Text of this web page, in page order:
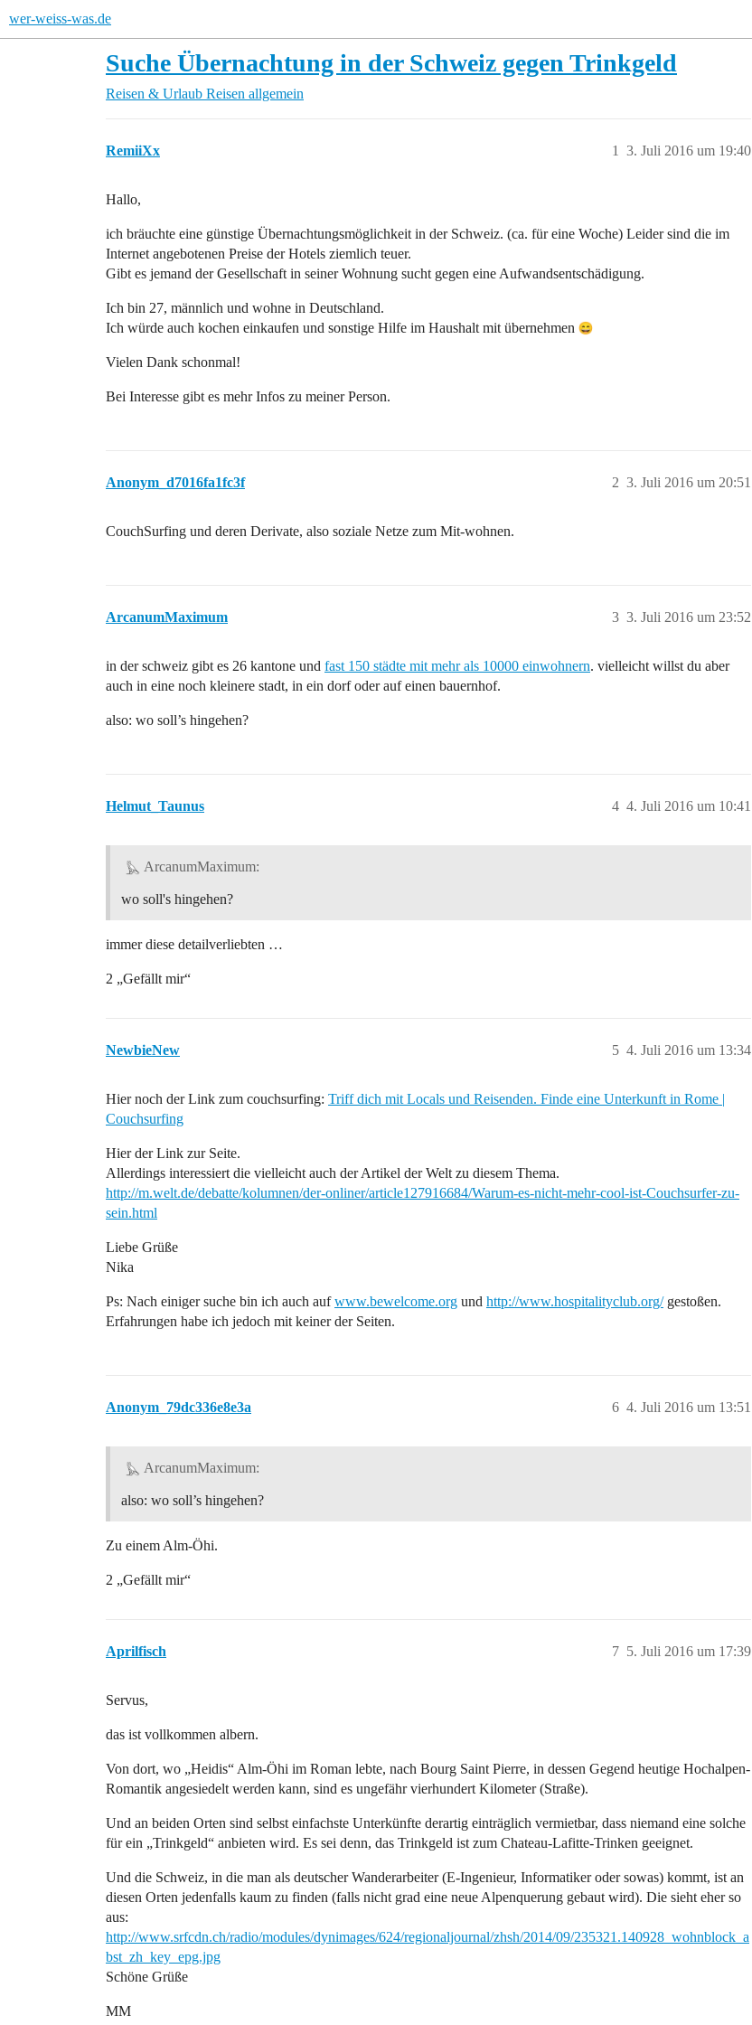
wer-weiss-was.de
Suche Übernachtung in der Schweiz gegen Trinkgeld
Reisen & Urlaub Reisen allgemein
RemiiXx 3. Juli 2016 um 19:40
1
Hallo,
ich bräuchte eine günstige Übernachtungsmöglichkeit in der Schweiz. (ca. für eine Woche) Leider sind die im
Internet angebotenen Preise der Hotels ziemlich teuer.
Gibt es jemand der Gesellschaft in seiner Wohnung sucht gegen eine Aufwandsentschädigung.
Ich bin 27, männlich und wohne in Deutschland.
Ich würde auch kochen einkaufen und sonstige Hilfe im Haushalt mit übernehmen
Vielen Dank schonmal!
Bei Interesse gibt es mehr Infos zu meiner Person.
Anonym_d7016fa1fc3f 3. Juli 2016 um 20:51
2
CouchSurfing und deren Derivate, also soziale Netze zum Mit-wohnen.
ArcanumMaximum 3. Juli 2016 um 23:52
3
in der schweiz gibt es 26 kantone und fast 150 städte mit mehr als 10000 einwohnern. vielleicht willst du aber
auch in eine noch kleinere stadt, in ein dorf oder auf einen bauernhof.
also: wo soll’s hingehen?
Helmut_Taunus 4. Juli 2016 um 10:41
4
ArcanumMaximum:
wo soll's hingehen?
immer diese detailverliebten …
2 „Gefällt mir“
NewbieNew 4. Juli 2016 um 13:34
5
Hier noch der Link zum couchsurfing: Triff dich mit Locals und Reisenden. Finde eine Unterkunft in Rome |
Couchsurfing
Hier der Link zur Seite.
Allerdings interessiert die vielleicht auch der Artikel der Welt zu diesem Thema.
http://m.welt.de/debatte/kolumnen/der-onliner/article127916684/Warum-es-nicht-mehr-cool-ist-Couchsurfer-zu-
sein.html
Liebe Grüße
Nika
Ps: Nach einiger suche bin ich auch aufwww.bewelcome.org und http://www.hospitalityclub.org/gestoßen.
Erfahrungen habe ich jedoch mit keiner der Seiten.
Anonym_79dc336e8e3a 4. Juli 2016 um 13:51
6
ArcanumMaximum:
also: wo soll’s hingehen?
Zu einem Alm-Öhi.
2 „Gefällt mir“
Aprilfisch 5. Juli 2016 um 17:39
7
Servus,
das ist vollkommen albern.
Von dort, wo „Heidis“ Alm-Öhi im Roman lebte, nach Bourg Saint Pierre, in dessen Gegend heutige Hochalpen-
Romantik angesiedelt werden kann, sind es ungefähr vierhundert Kilometer (Straße).
Und an beiden Orten sind selbst einfachste Unterkünfte derartig einträglich vermietbar, dass niemand eine solche
für ein „Trinkgeld“ anbieten wird. Es sei denn, das Trinkgeld ist zum Chateau-Lafitte-Trinken geeignet.
Und die Schweiz, in die man als deutscher Wanderarbeiter (E-Ingenieur, Informatiker oder sowas) kommt, ist an
diesen Orten jedenfalls kaum zu finden (falls nicht grad eine neue Alpenquerung gebaut wird). Die sieht eher so
aus:
http://www.srfcdn.ch/radio/modules/dynimages/624/regionaljournal/zhsh/2014/09/235321.140928_wohnblock_a
bst_zh_key_epg.jpg
Schöne Grüße
MM